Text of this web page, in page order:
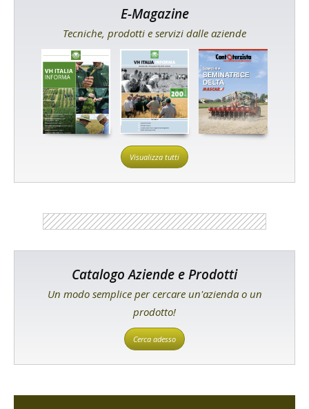
E-Magazine
Tecniche, prodotti e servizi dalle aziende
Visualizza tutti
Catalogo Aziende e Prodotti
Un modo semplice per cercare un'azienda o un
prodotto!
Cerca adesso